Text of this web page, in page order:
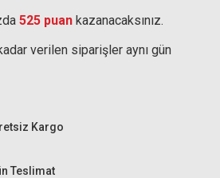
525 puan kazanacaksınız.
verilen siparişler aynı gün
Teslimat
Kargo